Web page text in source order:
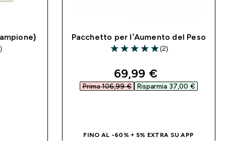
Pacchetto per l’Aumento del Peso
5 out of 5 stars
(2)
discounted price
69,99 €‎
Prima 106,99 €‎ Risparmia 37,00 €‎
FINO AL -60% + 5% EXTRA SU APP